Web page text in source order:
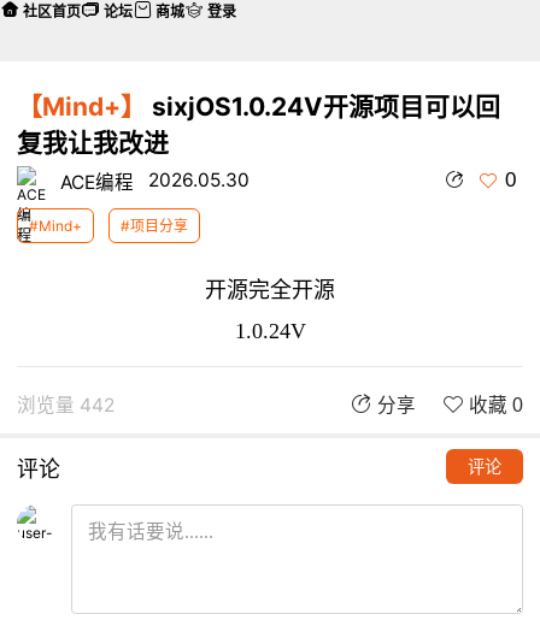
【Mind+】
sixjOS1.0.24V开源项目可以回
复我让我改进
ACE编程 2026.05.30 0
#Mind+ #项目分享
开源完全开源
1.0.24V
浏览量 442 分享 收藏 0
评论 评论
社区首页 论坛 商城 登录